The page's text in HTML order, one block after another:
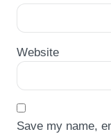
Website
Save my name,